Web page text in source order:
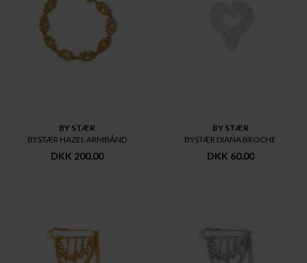
BY STÆR
BYSTÆR HAZEL ARMBÅND
DKK 200,00
BY STÆR
BYSTÆR DIANA BROCHE
DKK 60,00